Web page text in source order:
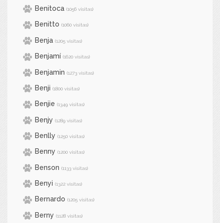
Benitoca (1056 visitas)
Benitto (1060 visitas)
Benja (1205 visitas)
Benjamí (1620 visitas)
Benjamin (1273 visitas)
Benji (1800 visitas)
Benjie (1349 visitas)
Benjy (1289 visitas)
Benlly (1250 visitas)
Benny (1200 visitas)
Benson (1133 visitas)
Benyi (1322 visitas)
Bernardo (1205 visitas)
Berny (1128 visitas)